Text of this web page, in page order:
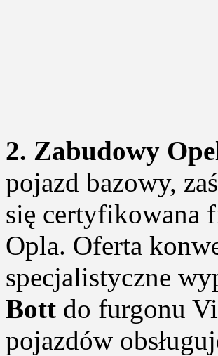
2. Zabudowy
pojazd bazowy,
się certyfikowana
Opla. Oferta
specjalistyczne
Bott do furgonu
pojazdów